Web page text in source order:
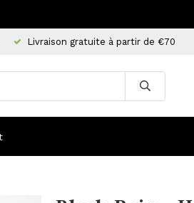
Livraison gratuite à partir de €70